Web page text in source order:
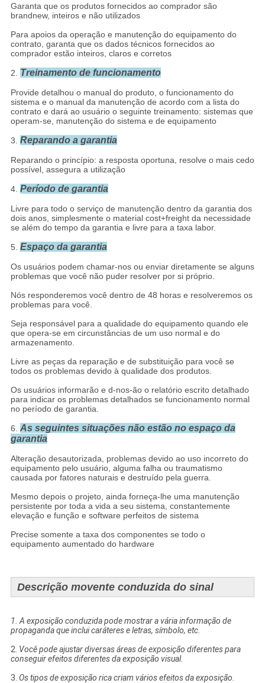
Garanta que os produtos fornecidos ao comprador são
brandnew, inteiros e não utilizados
Para apoios da operação e manutenção do equipamento do
contrato, garanta que os dados técnicos fornecidos ao
comprador estão inteiros, claros e corretos
2. Treinamento de funcionamento
Provide detalhou o manual do produto, o funcionamento do
sistema e o manual da manutenção de acordo com a lista do
contrato e dará ao usuário o seguinte treinamento: sistemas que
operam-se, manutenção do sistema e de equipamento
3. Reparando a garantia
Reparando o princípio: a resposta oportuna, resolve o mais cedo
possível, assegura a utilização
4. Período de garantia
Livre para todo o serviço de manutenção dentro da garantia dos
dois anos, simplesmente o material cost+freight da necessidade
se além do tempo da garantia e livre para a taxa labor.
5. Espaço da garantia
Os usuários podem chamar-nos ou enviar diretamente se alguns
problemas que você não puder resolver por si próprio.
Nós responderemos você dentro de 48 horas e resolveremos os
problemas para você.
Seja responsável para a qualidade do equipamento quando ele
que opera-se em circunstâncias de um uso normal e do
armazenamento.
Livre as peças da reparação e de substituição para você se
todos os problemas devido à qualidade dos produtos.
Os usuários informarão e d-nos-ão o relatório escrito detalhado
para indicar os problemas detalhados se funcionamento normal
no período de garantia.
6. As seguintes situações não estão no espaço da
garantia
Alteração desautorizada, problemas devido ao uso incorreto do
equipamento pelo usuário, alguma falha ou traumatismo
causada por fatores naturais e destruído pela guerra.
Mesmo depois o projeto, ainda forneça-lhe uma manutenção
persistente por toda a vida a seu sistema, constantemente
elevação e função e software perfeitos de sistema
Precise somente a taxa dos componentes se todo o
equipamento aumentado do hardware
Descrição movente conduzida do sinal
1. A exposição conduzida pode mostrar a vária informação de
propaganda que inclui caráteres e letras, símbolo, etc.
2. Você pode ajustar diversas áreas de exposição diferentes para
conseguir efeitos diferentes da exposição visual.
3. Os tipos de exposição rica criam vários efeitos da exposição.